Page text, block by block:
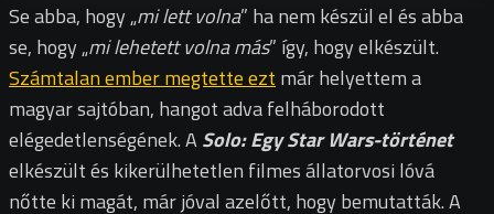
Se abba, hogy „mi lett volna” ha nem készül el és abba
se, hogy „mi lehetett volna más” így, hogy elkészült.
Számtalan ember megtette ezt már helyettem a
magyar sajtóban, hangot adva felháborodott
elégedetlenségének. ASolo: Egy Star Wars-történet
elkészült és kikerülhetetlen filmes állatorvosi lóvá
nőtte ki magát, már jóval azelőtt, hogy bemutatták. A